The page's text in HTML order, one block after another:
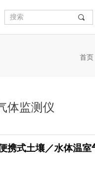
끠
体监测仪
携式土壤／水体温室
首页